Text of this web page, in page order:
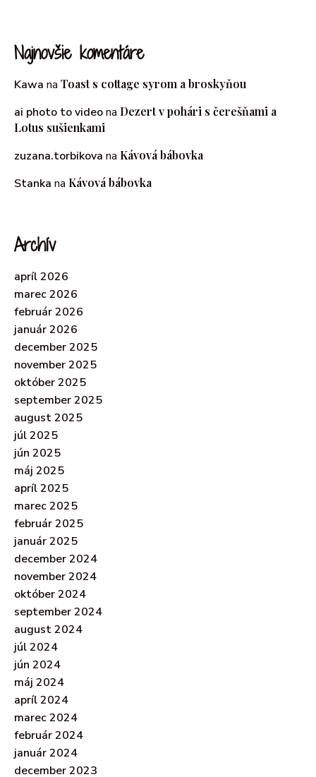
Najnovšie komentáre
Kawa na Toast s cottage syrom a broskyňou
ai photo to videona Dezert v pohári s čerešňami a
Lotus sušienkami
zuzana.torbikova na Kávová bábovka
Stanka na Kávová bábovka
Archív
apríl 2026
marec 2026
február 2026
január 2026
december 2025
november 2025
október 2025
september 2025
august 2025
júl 2025
jún 2025
máj 2025
apríl 2025
marec 2025
február 2025
január 2025
december 2024
november 2024
október 2024
september 2024
august 2024
júl 2024
jún 2024
máj 2024
apríl 2024
marec 2024
február 2024
január 2024
december 2023